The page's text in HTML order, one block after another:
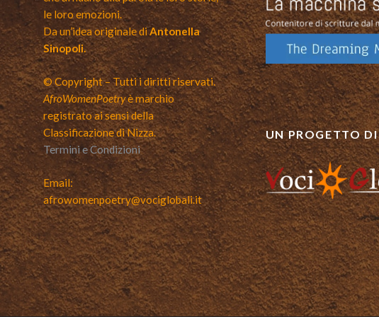
le loro emozioni.
Da un’idea originale diAntonella
Sinopoli.
© Copyright – Tutti i diritti riservati.
AfroWomenPoetryè marchio
registrato ai sensi della
Classificazione di Nizza.
Termini e Condizioni
Email:
afrowomenpoetry@vociglobali.it
UN PROGETTO DI